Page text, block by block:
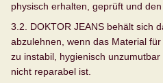
physisch erhalten, geprüft und
3.2. DOKTOR JEANS behält sich
abzulehnen, wenn das Material
zu instabil, hygienisch
nicht reparabel ist.